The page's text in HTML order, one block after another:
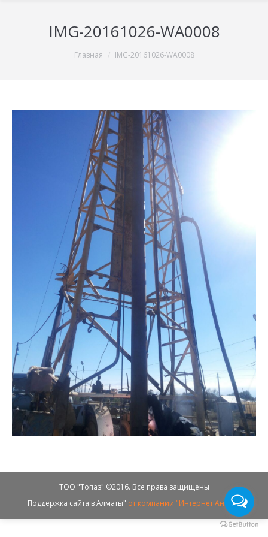
IMG-20161026-WA0008
Главная IMG-20161026-WA0008
ТОО "Топаз" ©2016. Все права защищены
Поддержка сайта в Алматы" от компании "Интернет Ангелы